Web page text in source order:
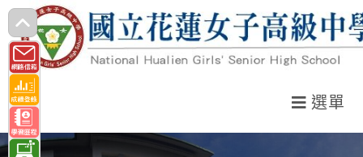
跳
轉
至
主
要
內
選單